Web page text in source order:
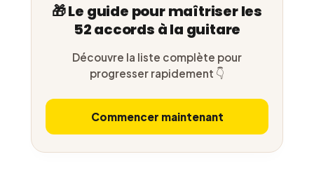
🎁 Le guide pour maîtriser les
52 accords à la guitare
Découvre la liste complète pour
progresser rapidement 👇
Commencer maintenant